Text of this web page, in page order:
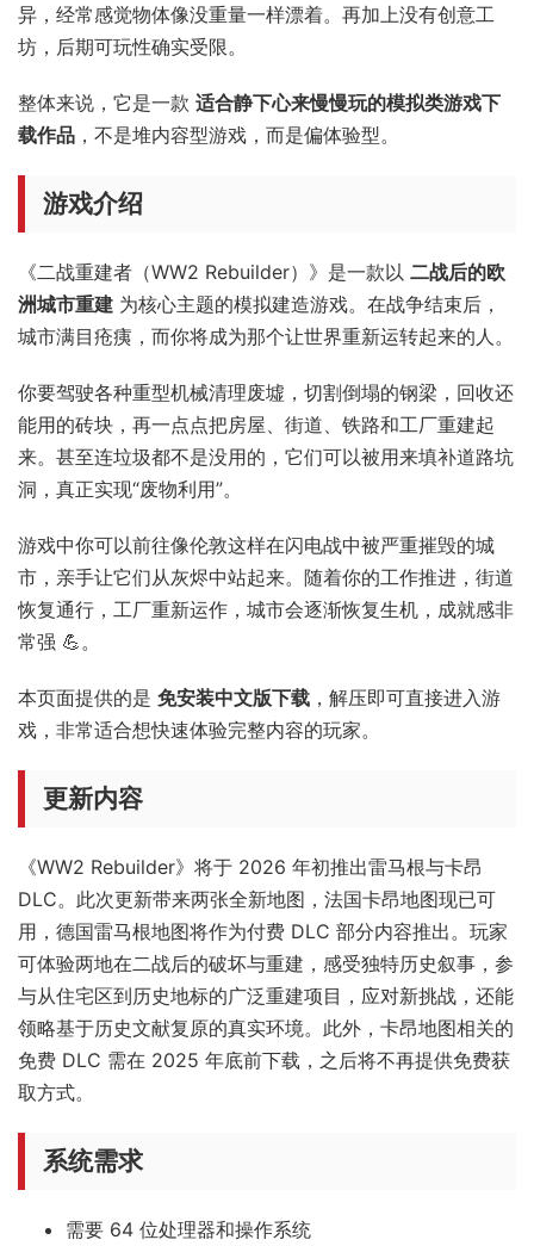
异，经常感觉物体像没重量一样漂着。再加上没有创意工
坊，后期可玩性确实受限。
整体来说，它是一款 适合静下心来慢慢玩的模拟类游戏下
载作品 ，不是堆内容型游戏，而是偏体验型。
游戏介绍
《二战重建者（WW2 Rebuilder）》是一款以 二战后的欧
洲城市重建 为核心主题的模拟建造游戏。在战争结束后，
城市满目疮痍，而你将成为那个让世界重新运转起来的人。
你要驾驶各种重型机械清理废墟，切割倒塌的钢梁，回收还
能用的砖块，再一点点把房屋、街道、铁路和工厂重建起
来。甚至连垃圾都不是没用的，它们可以被用来填补道路坑
洞，真正实现“废物利用”。
游戏中你可以前往像伦敦这样在闪电战中被严重摧毁的城
市，亲手让它们从灰烬中站起来。随着你的工作推进，街道
恢复通行，工厂重新运作，城市会逐渐恢复生机，成就感非
常强 💪。
本页面提供的是 免安装中文版下载 ，解压即可直接进入游
戏，非常适合想快速体验完整内容的玩家。
更新内容
《WW2 Rebuilder》将于 2026 年初推出雷马根与卡昂
DLC。此次更新带来两张全新地图，法国卡昂地图现已可
用，德国雷马根地图将作为付费 DLC 部分内容推出。玩家
可体验两地在二战后的破坏与重建，感受独特历史叙事，参
与从住宅区到历史地标的广泛重建项目，应对新挑战，还能
领略基于历史文献复原的真实环境。此外，卡昂地图相关的
免费 DLC 需在 2025 年底前下载，之后将不再提供免费获
取方式。
系统需求
需要 64 位处理器和操作系统